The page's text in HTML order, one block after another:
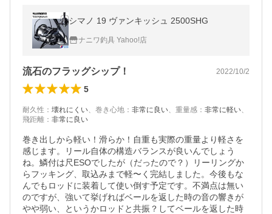
シマノ 19 ヴァンキッシュ 2500SHG
ナニワ釣具 Yahoo!店
流石のフラッグシップ！ 2022/10/2
5
耐久性 ： 壊れにくい、 巻き心地 ： 非常に良い、 重量感 ： 非常に軽い、
飛距離 ： 非常に良い
巻き出しから軽い！滑らか！自重も実際の重量より軽さを
感じます。リール自体の構造バランスが良いんでしょう
ね。鱗付は尺ESOでしたが（だったので？）リーリングか
らフッキング、取込みまで軽〜く完結しました。今後もな
んでもロッドに装着して使い倒す予定です。不満点は無い
のですが、強いて挙げればベールを返した時の音の響きが
やや弱い、というかロッドと共振？してベールを返した時